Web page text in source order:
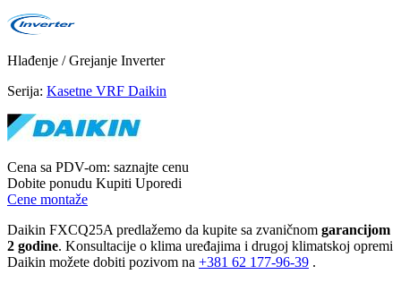
Hlađenje / Grejanje Inverter
Serija: Kasetne VRF Daikin
Cena sa PDV-om: saznajte cenu
Dobite ponudu Kupiti Uporedi
Cene montaže
Daikin FXCQ25A predlažemo da kupite sa zvaničnom garancijom
2 godine. Konsultacije o klima uređajima i drugoj klimatskoj opremi
Daikin možete dobiti pozivom na +381 62 177-96-39 .